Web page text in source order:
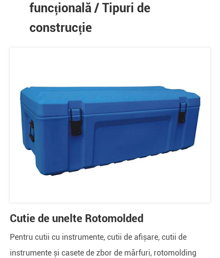
funcțională / Tipuri de
construcție
Cutie de unelte Rotomolded
Pentru cutii cu instrumente, cutii de afișare, cutii de
instrumente și casete de zbor de mărfuri, rotomolding